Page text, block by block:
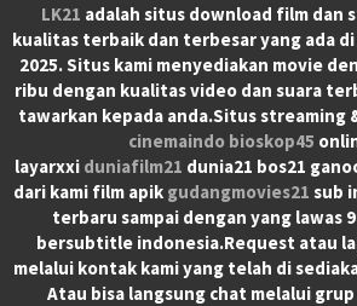
LK21 adalah situs download film dan
kualitas terbaik dan terbesar yang ada
2025. Situs kami menyediakan movie
ribu dengan kualitas video dan suara
tawarkan kepada anda.Situs streaming
cinemaindo bioskop45
layarxxi duniafilm21 dunia21 bos21
dari kami film apik gudangmovies21 sub
terbaru sampai dengan yang lawas
bersubtitle indonesia.Request atau
melalui kontak kami yang telah di
Atau bisa langsung chat melalui grup